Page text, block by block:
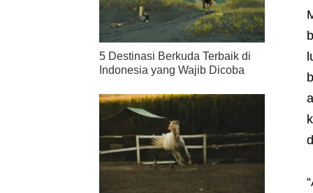
5 Destinasi Berkuda Terbaik di
Indonesia yang Wajib Dicoba